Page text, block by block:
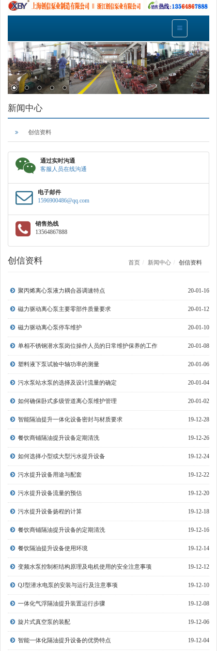
新闻中心
创信资料
通过实时沟通
客服人员在线沟通
电子邮件
1596900486@qq.com
销售热线
13564867888
创信资料 首页 新闻中心 创信资料
聚丙烯离心泵液力耦合器调速特点 20-01-16
磁力驱动离心泵主要零部件质量要求 20-01-12
​磁力驱动离心泵停车维护 20-01-10
单相不锈钢潜水泵岗位操作人员的日常维护保养的工作 20-01-08
塑料液下泵试验中轴功率的测量 20-01-06
污水泵站水泵的选择及设计流量的确定 20-01-04
如何确保卧式多级管道离心泵维护管理 20-01-02
智能隔油提升一体化设备密封与材质要求 19-12-28
餐饮商铺隔油提升设备定期清洗 19-12-26
如何选择小型或大型污水提升设备 19-12-24
污水提升设备用途与配套 19-12-22
污水提升设备流量的预估 19-12-20
污水提升设备扬程的计算 19-12-18
餐饮商铺隔油提升设备的定期清洗 19-12-16
餐饮隔油提升设备使用环境 19-12-14
变频水泵控制柜结构原理及电机使用的安全注意事项 19-12-12
QJ型潜水电泵的安装与运行及注意事项 19-12-10
一体化气浮隔油提升装置运行步骤 19-12-08
旋片式真空泵的装配 19-12-06
智能一体化隔油提升设备的优势特点 19-12-04